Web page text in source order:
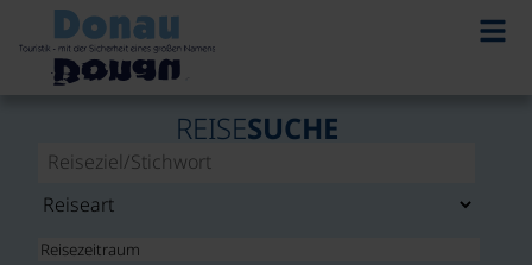
REISESUCHE